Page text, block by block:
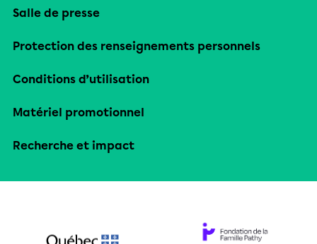
Salle de presse
Protection des renseignements personnels
Conditions d’utilisation
Matériel promotionnel
Recherche et impact